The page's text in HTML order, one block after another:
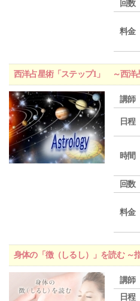
回数
料金
西洋占星術「ステップ1」 ～西洋
講師
日程
時間
回数
料金
身体の「徴（しるし）」を読む ～
講師
日程